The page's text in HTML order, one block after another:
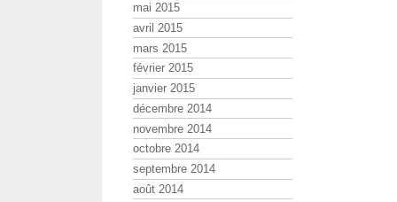
mai 2015
avril 2015
mars 2015
février 2015
janvier 2015
décembre 2014
novembre 2014
octobre 2014
septembre 2014
août 2014